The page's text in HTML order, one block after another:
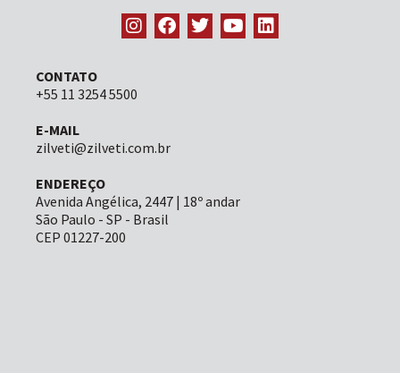
CONTATO
+55 11 3254 5500
E-MAIL
zilveti@zilveti.com.br
ENDEREÇO
Avenida Angélica, 2447 | 18º andar
São Paulo - SP - Brasil
CEP 01227-200